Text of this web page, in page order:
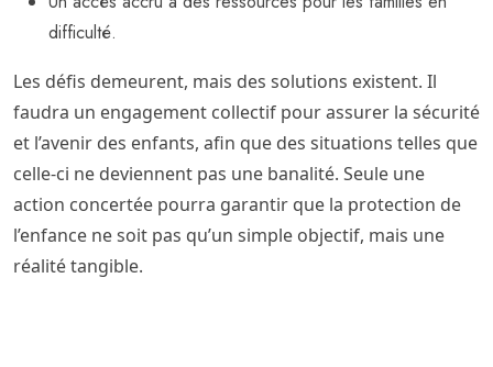
difficulté.
Les défis demeurent, mais des solutions existent. Il
faudra un engagement collectif pour assurer la sécurité
et l’avenir des enfants, afin que des situations telles que
celle-ci ne deviennent pas une banalité. Seule une
action concertée pourra garantir que la protection de
l’enfance ne soit pas qu’un simple objectif, mais une
réalité tangible.